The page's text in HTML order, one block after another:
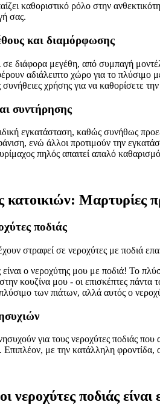
καθοριστικό ρόλο στην
σας.
και διαμόρφωσης
σε διάφορα μεγέθη, από συμπαγή
αδιάλειπτο χώρο για το πλύσιμο
συνήθειες χρήσης για να καθορίσετε
συντήρησης
εγκατάσταση, καθώς συνήθως
ενώ άλλοι προτιμούν την
πηλός απαιτεί απαλό
κατοικιών: Μαρτυρίες
ποδιάς
στραφεί σε νεροχύτες με ποδιά
ο νεροχύτης μου με ποδιά! Το
κουζίνα μου - οι επισκέπτες πάντα
των πιάτων, αλλά αυτός ο
για τους νεροχύτες ποδιάς
Επιπλέον, με την κατάλληλη
νεροχύτες ποδιάς είναι